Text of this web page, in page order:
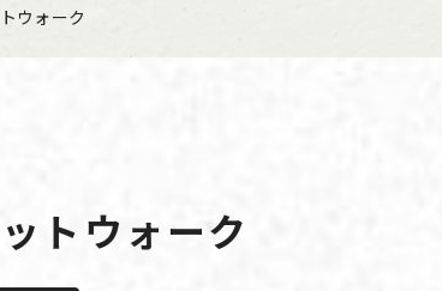
ウォーク
トウォーク